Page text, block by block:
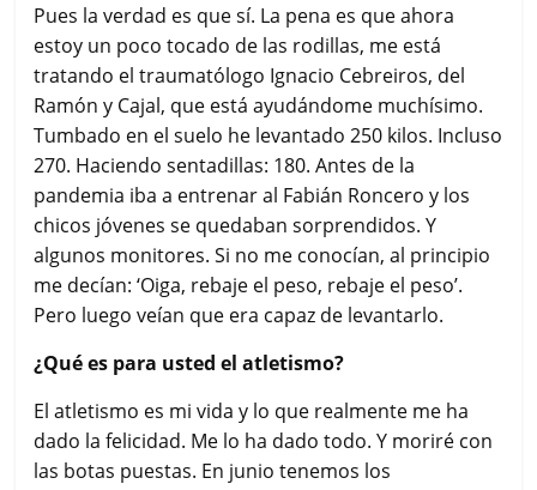
Pues la verdad es que sí. La pena es que ahora
estoy un poco tocado de las rodillas, me está
tratando el traumatólogo Ignacio Cebreiros, del
Ramón y Cajal, que está ayudándome muchísimo.
Tumbado en el suelo he levantado 250 kilos. Incluso
270. Haciendo sentadillas: 180. Antes de la
pandemia iba a entrenar al Fabián Roncero y los
chicos jóvenes se quedaban sorprendidos. Y
algunos monitores. Si no me conocían, al principio
me decían: ‘Oiga, rebaje el peso, rebaje el peso’.
Pero luego veían que era capaz de levantarlo.
¿Qué es para usted el atletismo?
El atletismo es mi vida y lo que realmente me ha
dado la felicidad. Me lo ha dado todo. Y moriré con
las botas puestas. En junio tenemos los